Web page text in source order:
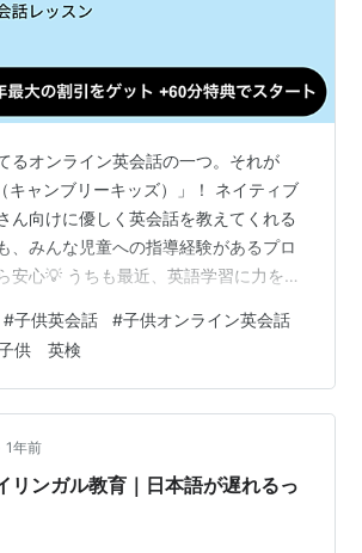
るオンライン英会話の一つ。それが
キャンブリーキッズ）」！ ネイティブ
ん向けに優しく英会話を教えてくれる
、みんな児童への指導経験があるプロ
安心💡 うちも最近、英語学習に力を入
ングで、まさかの Black Fridayセール
OFF！さらに「60分ボーナス」付き😍
ャンペーンらしくて、今夜でボーナス
ちょっと焦ってます💦笑 実際、英語教
家でリラックスしながらネイティブの
#子供英会話 #子供オンライン英会話
供 英検
1年前
リンガル教育｜日本語が遅れるっ